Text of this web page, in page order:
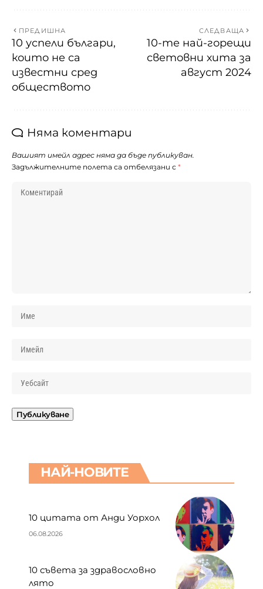
ПРЕДИШНА
10 успели българи,
които не са
известни сред
обществото
СЛЕДВАЩА
10-те най-горещи
световни хита за
август 2024
Няма коментари
Вашият имейл адрес няма да бъде публикуван.
Задължителните полета са отбелязани с *
НАЙ-НОВИТЕ
10 цитата от Анди Уорхол
06.08.2026
10 съвета за здравословно
лято